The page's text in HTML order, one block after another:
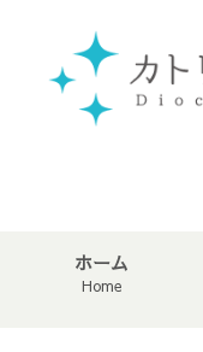
ホーム
Home